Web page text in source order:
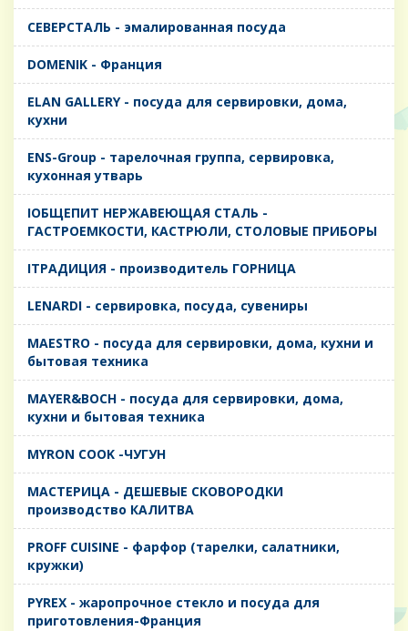
CЕВЕРСТАЛЬ - эмалированная посуда
DOMENIK - Франция
ELAN GALLERY - посуда для сервировки, дома,
кухни
ENS-Group - тарелочная группа, сервировка,
кухонная утварь
IОБЩЕПИТ НЕРЖАВЕЮЩАЯ СТАЛЬ -
ГАСТРОЕМКОСТИ, КАСТРЮЛИ, СТОЛОВЫЕ ПРИБОРЫ
IТРАДИЦИЯ - производитель ГОРНИЦА
LENARDI - сервировка, посуда, сувениры
MAESTRO - посуда для сервировки, дома, кухни и
бытовая техника
MAYER&BOCH - посуда для сервировки, дома,
кухни и бытовая техника
MYRON COOK -ЧУГУН
MАСТЕРИЦА - ДЕШЕВЫЕ СКОВОРОДКИ
производство КАЛИТВА
PROFF CUISINE - фарфор (тарелки, салатники,
кружки)
PYREX - жаропрочное стекло и посуда для
приготовления-Франция